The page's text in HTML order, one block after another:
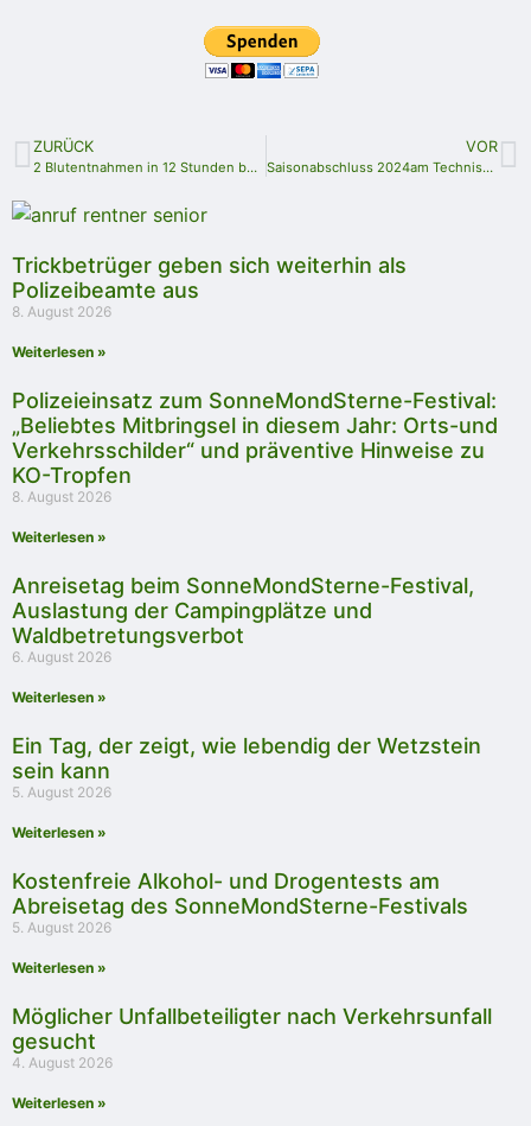
ZURÜCK
2 Blutentnahmen in 12 Stunden bei einem unbelehrbaren Fahrzeugführer
VOR
Saisonabschluss 2024am Technischen Denkmal Lehesten
Trickbetrüger geben sich weiterhin als
Polizeibeamte aus
8. August 2026
Weiterlesen »
Polizeieinsatz zum SonneMondSterne-Festival:
„Beliebtes Mitbringsel in diesem Jahr: Orts-und
Verkehrsschilder“ und präventive Hinweise zu
KO-Tropfen
8. August 2026
Weiterlesen »
Anreisetag beim SonneMondSterne-Festival,
Auslastung der Campingplätze und
Waldbetretungsverbot
6. August 2026
Weiterlesen »
Ein Tag, der zeigt, wie lebendig der Wetzstein
sein kann
5. August 2026
Weiterlesen »
Kostenfreie Alkohol- und Drogentests am
Abreisetag des SonneMondSterne-Festivals
5. August 2026
Weiterlesen »
Möglicher Unfallbeteiligter nach Verkehrsunfall
gesucht
4. August 2026
Weiterlesen »